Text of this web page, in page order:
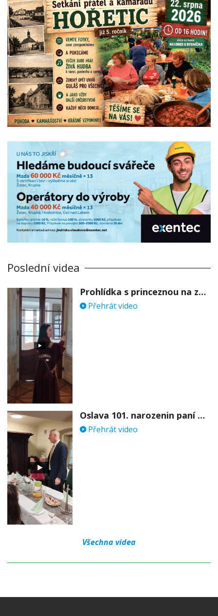
Poslední videa
Prohlídka s princeznou na zámku Stekník
Přehrát video
Oslava 101. narozenin paní Věry Skořepové
Přehrát video
Všechna videa